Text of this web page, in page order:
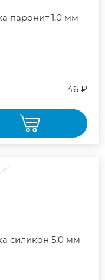
паронит 1,0 мм
46 ₽
силикон 5,0 мм